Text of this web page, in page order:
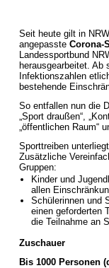
Seit heute gilt in
angepasste Corona-
Landessportbund
herausgearbeitet. Ab
Infektionszahlen
bestehende
So entfallen nun die
„Sport draußen“,
„öffentlichen Raum“
Sporttreiben
Zusätzliche
Gruppen:
Kinder und
allen
Schülerinnen und
einen geforderten
die Teilnahme an
Zuschauer
Bis 1000 Personen